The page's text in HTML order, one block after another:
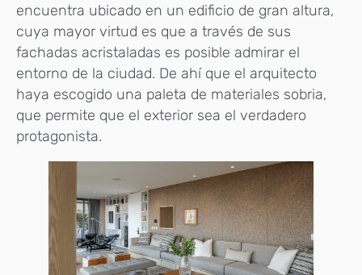
encuentra ubicado en un edificio de gran altura,
cuya mayor virtud es que a través de sus
fachadas acristaladas es posible admirar el
entorno de la ciudad. De ahí que el arquitecto
haya escogido una paleta de materiales sobria,
que permite que el exterior sea el verdadero
protagonista.